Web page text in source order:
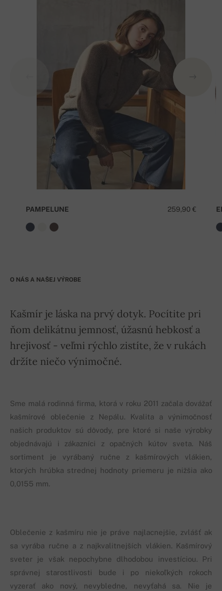
259,90 €
PAMPELUNE
O NÁS A NAŠEJ VÝROBE
Kašmír je láska na prvý dotyk. Pocítite pri
ňom delikátnu jemnosť, úžasnú hebkosť a
hrejivosť - veľmi rýchlo zistíte, že v rukách
držíte niečo výnimočné.
Sme malá rodinná firma, ktorá v roku 2011 začala dovážať
kašmírové oblečenie z Nepálu. Kvalita a výnimočnosť
našich produktov sú dôvody, pre ktoré si naše výrobky
objednávajú i zákazníci z opačných kútov sveta. Náš
sortiment je vyrábaný ručne z kašmírových vlákien,
ktorých hrúbka strednej hodnoty priemeru je nižšia ako
0,0155 mm.
Oblečenie z kašmíru nie je práve najlacnejšie, zvlášť ak
sa vyrába ručne a z najkvalitnejších vlákien. Kašmírový
sveter je však nepochybne dlhodobou investíciou. Pri
správnej starostlivosti bude i po niekoľkých rokoch
vyzerať ako nový, nevybledne, nevyťahá sa. Nie je